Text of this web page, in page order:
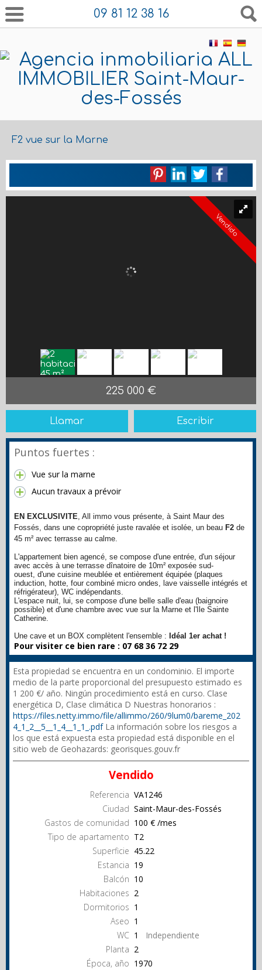
09 81 12 38 16
F2 vue sur la Marne
Vendido
225 000 €
Llamar Escribir
Puntos fuertes :
Vue sur la marne
Aucun travaux a prévoir
EN EXCLUSIVITE, All immo vous présente, à Saint Maur des
Fossés, dans une copropriété juste ravalée et isolée, un beau F2 de
45 m² avec terrasse au calme.
L'appartement bien agencé, se compose d'une entrée, d'un séjour
avec accès à une terrasse dînatoire de 10m² exposée sud-
ouest, d'une cuisine meublée et entièrement équipée (plaques
induction, hotte, four combiné micro ondes, lave vaisselle intégrés et
réfrigérateur), WC indépendants.
L'espace nuit, lui, se compose d'une belle salle d'eau (baignoire
possible) et d'une chambre avec vue sur la Marne et l'Ile Sainte
Catherine.
Une cave et un BOX complètent l'ensemble : Idéal 1er achat !
Pour visiter ce bien rare : 07 68 36 72 29
Esta propiedad se encuentra en un condominio. El importe
medio de la parte proporcional del presupuesto estimado es
1 200 €/ año. Ningún procedimiento está en curso. Clase
energética D, Clase climática D Nuestras honorarios :
https://files.netty.immo/file/allimmo/260/9lum0/bareme_202
4_1_2__5__1_4__1_1_.pdfLa información sobre los riesgos a
los que está expuesta esta propiedad está disponible en el
sitio web de Geohazards: georisques.gouv.fr
Vendido
Referencia VA1246
Ciudad Saint-Maur-des-Fossés
Gastos de comunidad 100 € /mes
Tipo de apartamento T2
Superficie 45.22
Estancia 19
Balcón 10
Habitaciones 2
Dormitorios 1
Aseo 1
WC 1
Independiente
Planta 2
Época, año 1970